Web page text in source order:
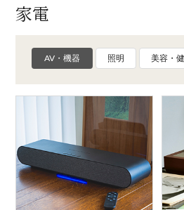
家電
AV・機器 照明 美容・